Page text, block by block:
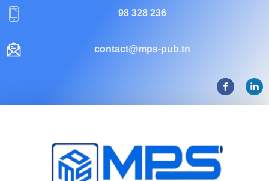
98 328 236
contact@mps-pub.tn